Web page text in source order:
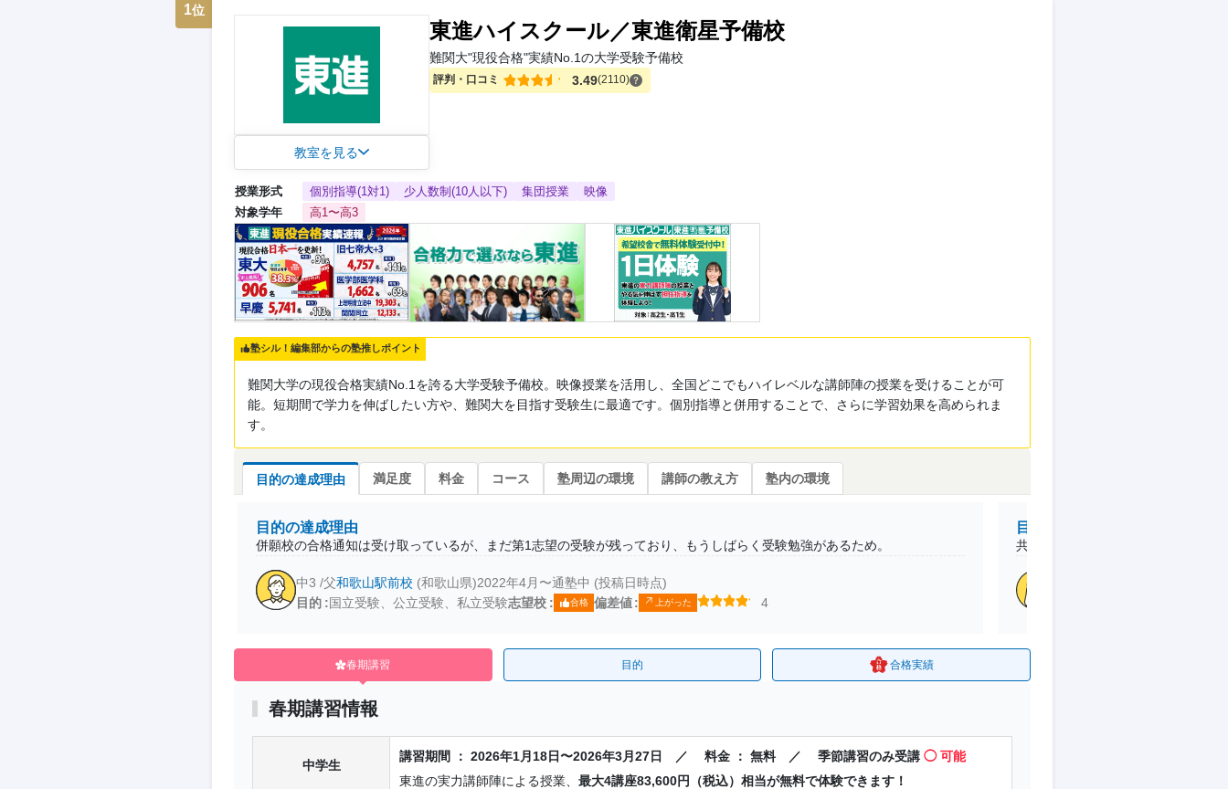
1位
教室を見る
東進ハイスクール／東進衛星予備校
難関大"現役合格"実績No.1の大学受験予備校
評判・口コミ 3.49(2110)
授業形式 個別指導(1対1) 少人数制(10人以下) 集団授業
映像
対象学年
高1〜高3
塾シル！編集部からの塾推しポイント
難関大学の現役合格実績No.1を誇る大学受験予備校。映像授業を活用し、全国どこでもハイレベルな講師陣の授業を受けることが可
能。短期間で学力を伸ばしたい方や、難関大を目指す受験生に最適です。個別指導と併用することで、さらに学習効果を高められま
す。
目的の達成理由 満足度 料金 コース 塾周辺の環境 講師の教え方 塾内の環境
目的の達成理由
併願校の合格通知は受け取っているが、まだ第1志望の受験が残っており、もうしばらく受験勉強があるため。
中3 /父和歌山駅前校 (和歌山県)2022年4月〜通塾中 (投稿日時点)
目的 国立受験、公立受験、私立受験志望校 合格 偏差値 上がった 4
目的の達成理由
共通テストで思うような結果が出な
春期講習 目的 合格実績
春期講習情報
中学生
講習期間 ： 2026年1月18日〜2026年3月27日 ／ 料金 ： 無料 ／ 季節講習のみ受講 ◯ 可能
東進の実力講師陣による授業、 最大4講座83,600円（税込）相当が無料で体験できます！